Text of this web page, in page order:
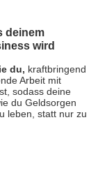
deinem
wird
du, kraftbringend
Arbeit mit
sodass deine
du Geldsorgen
leben, statt nur zu